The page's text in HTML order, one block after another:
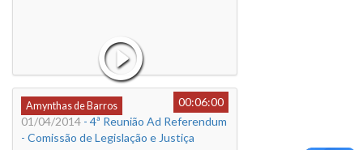
Amynthas de Barros
00:06:00
01/04/2014 - 4ª Reunião Ad Referendum
- Comissão de Legislação e Justiça